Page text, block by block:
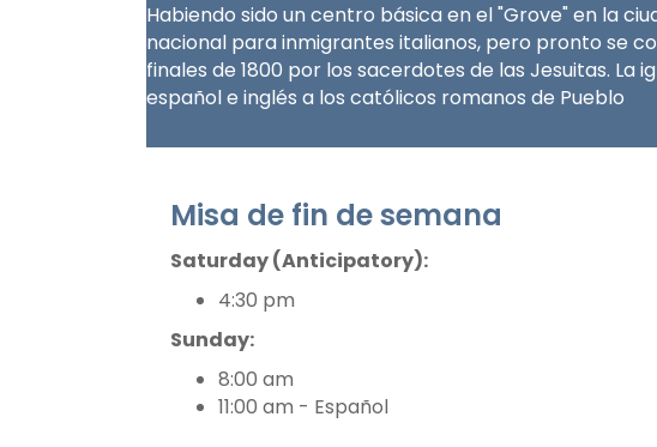
Habiendo sido un centro básica en el "Grove" en la
nacional para inmigrantes italianos, pero pronto se
finales de 1800 por los sacerdotes de las Jesuitas.
español e inglés a los católicos romanos de Pueblo
Misa de fin de semana
Saturday (Anticipatory):
4:30 pm
Sunday:
8:00 am
11:00 am - Español